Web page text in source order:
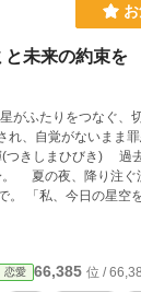
と未来の約束を
りをつなぐ、切ない恋
、自覚がないまま
と
」 強
いよ」 星明りの
他サイトにて公開
恋愛 66,385 位 /